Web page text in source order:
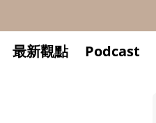
最新觀點 Podcast